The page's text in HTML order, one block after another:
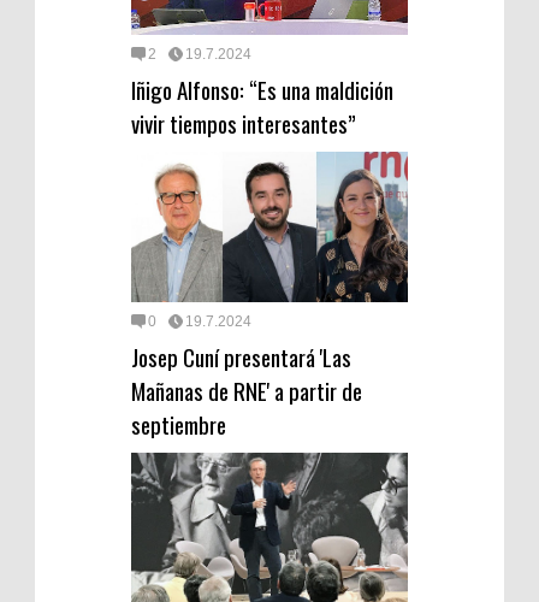
2 19.7.2024
Iñigo Alfonso: “Es una maldición
vivir tiempos interesantes”
0 19.7.2024
Josep Cuní presentará 'Las
Mañanas de RNE' a partir de
septiembre